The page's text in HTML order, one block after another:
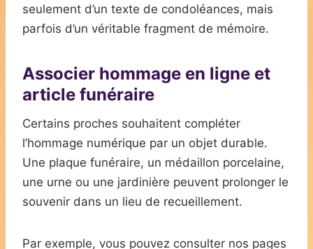
seulement d’un texte de condoléances, mais
parfois d’un véritable fragment de mémoire.
Associer hommage en ligne et
article funéraire
Certains proches souhaitent compléter
l’hommage numérique par un objet durable.
Une plaque funéraire, un médaillon porcelaine,
une urne ou une jardinière peuvent prolonger le
souvenir dans un lieu de recueillement.
Par exemple, vous pouvez consulter nos pages